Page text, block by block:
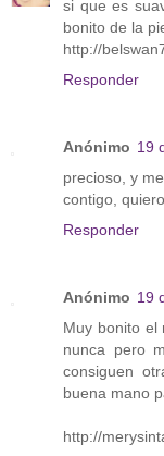
si que es
bonito de la
http://
Responder
Anónimo 19
precioso, y
contigo,
Responder
Anónimo 19
Muy bonito el
nunca pero
consiguen
buena mano
http://